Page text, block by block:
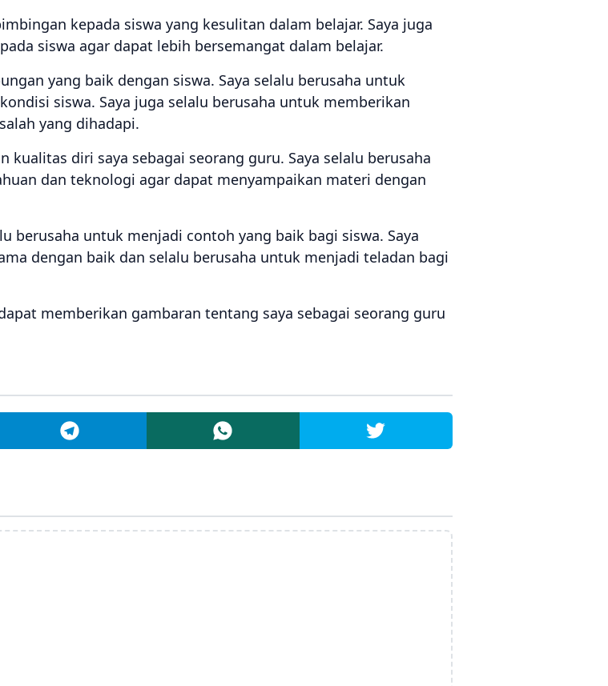
kepada siswa yang kesulitan dalam belajar. Saya juga
siswa agar dapat lebih bersemangat dalam belajar.
yang baik dengan siswa. Saya selalu berusaha untuk
siswa. Saya juga selalu berusaha untuk memberikan
yang dihadapi.
kualitas diri saya sebagai seorang guru. Saya selalu berusaha
dan teknologi agar dapat menyampaikan materi dengan
berusaha untuk menjadi contoh yang baik bagi siswa. Saya
dengan baik dan selalu berusaha untuk menjadi teladan bagi
memberikan gambaran tentang saya sebagai seorang guru